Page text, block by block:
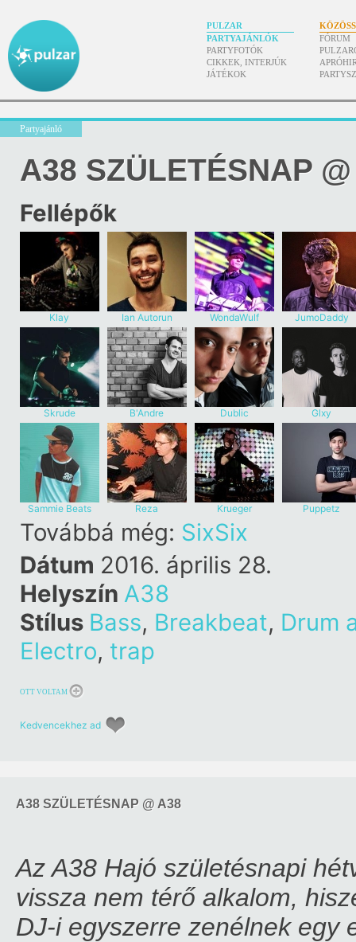
PULZAR
PARTYAJÁNLÓK
PARTYFOTÓK
CIKKEK, INTERJÚK
JÁTÉKOK
FÓRUM
Partyajánló
A38 SZÜLETÉSNAP
Fellépők
Klay Ian Autorun WondaWulf JumoDaddy
Skrude B'Andre Dublic Glxy
Sammie Beats Reza Krueger Puppetz
Továbbá még: SixSix
Dátum 2016. április 28.
Helyszín A38
Stílus Bass, Breakbeat, Drum
Electro, trap
OTT VOLTAM
Kedvencekhez ad
A38 SZÜLETÉSNAP @ A38
Az A38 Hajó születésnapi
vissza nem térő alkalom,
DJ-i egyszerre zenélnek egy